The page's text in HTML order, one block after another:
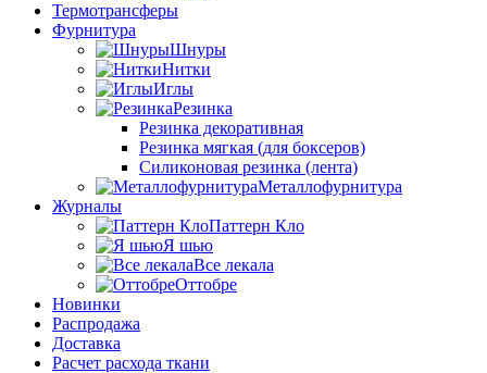
Термотрансферы
Фурнитура
Шнуры
Нитки
Иглы
Резинка
Резинка декоративная
Резинка мягкая (для боксеров)
Силиконовая резинка (лента)
Металлофурнитура
Журналы
Паттерн Кло
Я шью
Все лекала
Оттобре
Новинки
Распродажа
Доставка
Расчет расхода ткани